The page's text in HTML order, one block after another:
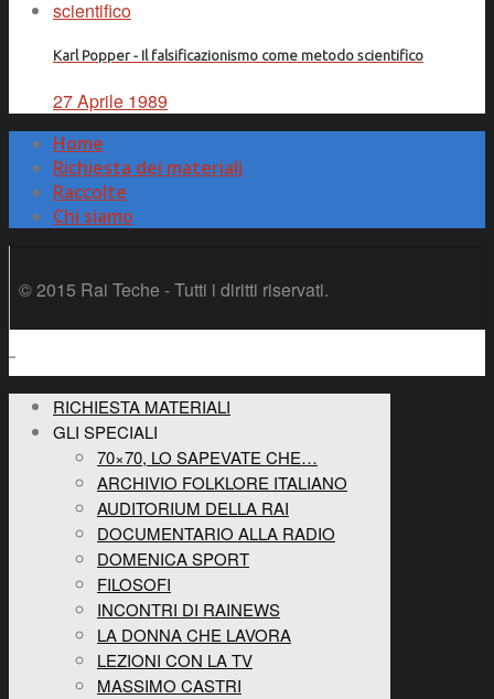
Karl Popper - Il falsificazionismo come metodo scientifico
27 Aprile 1989
Home
Richiesta dei materiali
Raccolte
Chi siamo
© 2015 Rai Teche - Tutti i diritti riservati.
RICHIESTA MATERIALI
GLI SPECIALI
70×70, LO SAPEVATE CHE…
ARCHIVIO FOLKLORE ITALIANO
AUDITORIUM DELLA RAI
DOCUMENTARIO ALLA RADIO
DOMENICA SPORT
FILOSOFI
INCONTRI DI RAINEWS
LA DONNA CHE LAVORA
LEZIONI CON LA TV
MASSIMO CASTRI